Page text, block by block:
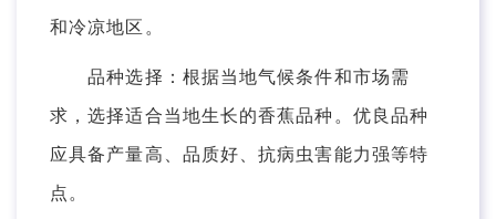
和冷凉地区。
品种选择：根据当地气候条件和市场需
求，选择适合当地生长的香蕉品种。优良品种
应具备产量高、品质好、抗病虫害能力强等特
点。